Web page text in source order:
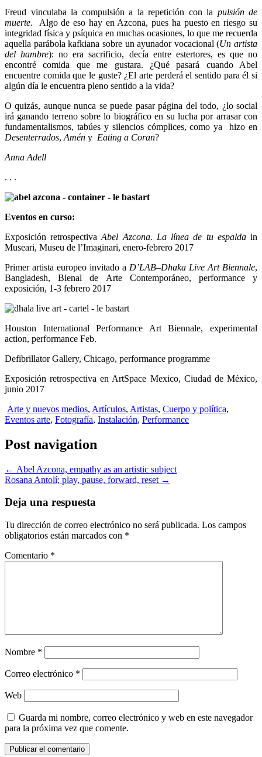
Freud vinculaba la compulsión a la repetición con la pulsión de
muerte. Algo de eso hay en Azcona, pues ha puesto en riesgo su
integridad física y psíquica en muchas ocasiones, lo que me recuerda
aquella parábola kafkiana sobre un ayunador vocacional (Un artista
del hambre): no era sacrificio, decía entre estertores, es que no
encontré comida que me gustara. ¿Qué pasará cuando Abel
encuentre comida que le guste? ¿El arte perderá el sentido para él si
algún día le encuentra pleno sentido a la vida?
O quizás, aunque nunca se puede pasar página del todo, ¿lo social
irá ganando terreno sobre lo biográfico en su lucha por arrasar con
fundamentalismos, tabúes y silencios cómplices, como ya hizo en
Desenterrados, Amén y Eating a Coran?
Anna Adell
. . .
Eventos en curso:
Exposición retrospectivaAbel Azcona. La línea de tu espaldain
Museari, Museu de l’Imaginari, enero-febrero 2017
Primer artista europeo invitado a D’LAB–Dhaka Live Art Biennale,
Bangladesh, Bienal de Arte Contemporáneo, performance y
exposición, 1-3 febrero 2017
Houston International Performance Art Biennale, experimental
action, performance Feb.
Defibrillator Gallery, Chicago, performance programme
Exposición retrospectiva en ArtSpace Mexico, Ciudad de México,
junio 2017
Arte y nuevos medios, Artículos, Artistas, Cuerpo y política,
Eventos arte, Fotografía, Instalación, Performance
Post navigation
← Abel Azcona, empathy as an artistic subject
Rosana Antolí; play, pause, forward, reset →
Deja una respuesta
Tu dirección de correo electrónico no será publicada. Los campos
obligatorios están marcados con *
Comentario *
Nombre *
Correo electrónico *
Web
Guarda mi nombre, correo electrónico y web en este navegador
para la próxima vez que comente.